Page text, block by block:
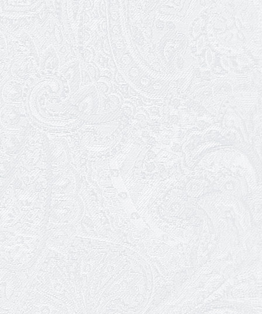
22.12.2025
Вітаємо з Днем енергетика!
22.12.2025
Ювілей Сергія Солодухіна
22.12.2025
Підсумки 2025 року
21.12.2025
Мюзикл «Канкан» — в репертуарі
Одеського театру музкомедії
20.12.2025
Перший показ «Канкана»
11.12.2025
Виставі «Ніч перед Різдвом» — 10
років!
08.12.2025Ігор Назаренко
Благодійна акція в театрі: волонтерки
Одеської кірхи завітали на оперету
«Ніч у Венеції»